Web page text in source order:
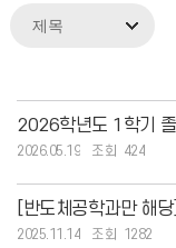
2026학년도 1학기
2026.05.19
424
2025.11.14
1282